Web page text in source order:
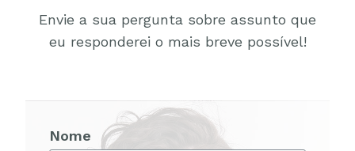
Envie a sua pergunta sobre assunto que
eu responderei o mais breve possível!
Nome